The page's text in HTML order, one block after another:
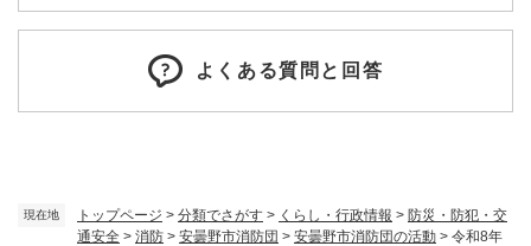
現在地 トップページ > 分類でさがす > くらし・行政情報 > 防災・防犯・交
通安全 > 消防 > 安曇野市消防団 > 安曇野市消防団の活動 > 令和8年
よくある質問と回答